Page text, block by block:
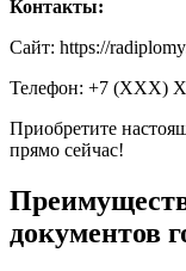
Контакты:
Сайт: https://
Телефон: +7
Приобретите
прямо сейчас!
документов